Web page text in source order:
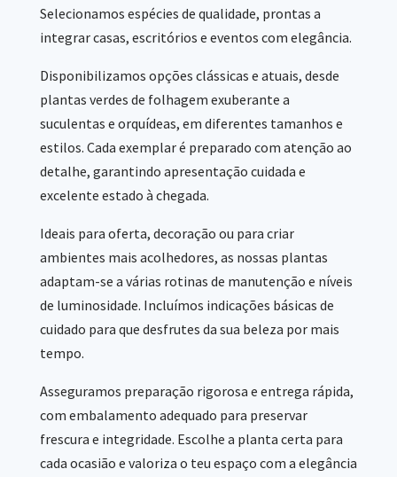
Selecionamos espécies de qualidade, prontas a
integrar casas, escritórios e eventos com elegância.
Disponibilizamos opções clássicas e atuais, desde
plantas verdes de folhagem exuberante a
suculentas e orquídeas, em diferentes tamanhos e
estilos. Cada exemplar é preparado com atenção ao
detalhe, garantindo apresentação cuidada e
excelente estado à chegada.
Ideais para oferta, decoração ou para criar
ambientes mais acolhedores, as nossas plantas
adaptam-se a várias rotinas de manutenção e níveis
de luminosidade. Incluímos indicações básicas de
cuidado para que desfrutes da sua beleza por mais
tempo.
Asseguramos preparação rigorosa e entrega rápida,
com embalamento adequado para preservar
frescura e integridade. Escolhe a planta certa para
cada ocasião e valoriza o teu espaço com a elegância